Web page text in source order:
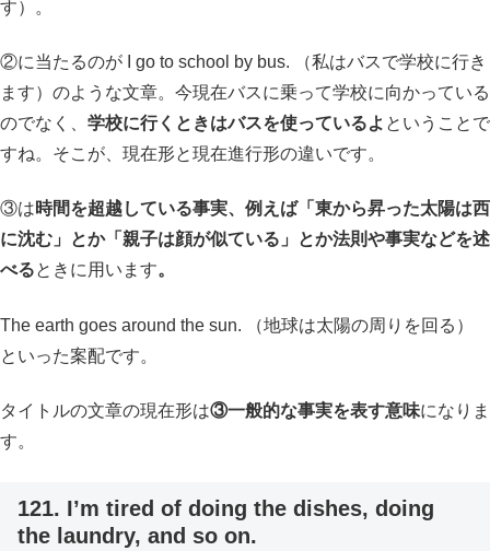
す）。
②に当たるのが I go to school by bus. （私はバスで学校に行き
ます）のような文章。今現在バスに乗って学校に向かっている
のでなく、 学校に行くときはバスを使っているよ ということで
すね。そこが、現在形と現在進行形の違いです。
③は時間を超越している事実、例えば「東から昇った太陽は西
に沈む」とか「親子は顔が似ている」とか法則や事実などを述
べるときに用います。
The earth goes around the sun. （地球は太陽の周りを回る）
といった案配です。
タイトルの文章の現在形は③一般的な事実を表す意味になりま
す。
121. I’m tired of doing the dishes, doing
the laundry, and so on.